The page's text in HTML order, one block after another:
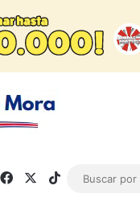
FacebookTikTok